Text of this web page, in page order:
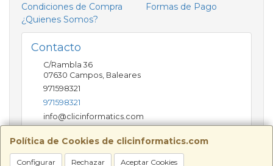
Política de Cookies de clicinformatics.com
Configurar Rechazar Aceptar Cookies
Condiciones de Compra
Formas de Pago
¿Quienes Somos?
Contacto
C/Rambla 36
07630 Campos Baleares
971598321
971598321
info@clicinformatics.com
Horario